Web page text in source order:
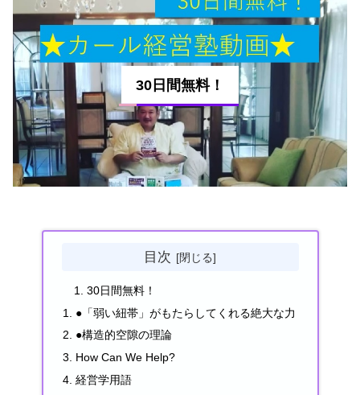
30日間無料！
目次
30日間無料！
●「弱い紐帯」がもたらしてくれる絶大な力
●構造的空隙の理論
How Can We Help?
経営学用語